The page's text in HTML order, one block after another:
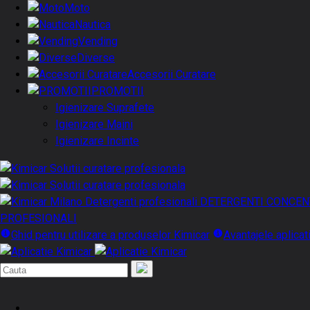
Moto
Nautica
Vending
Diverse
Accesorii Curatare
PROMOTII
Igienizare Suprafete
Igienizare Maini
Igienizare Incinte
DETERGENTI
PROFESIONALI
Ghid pentru utilizare a produselor Kimicar
Avantajele